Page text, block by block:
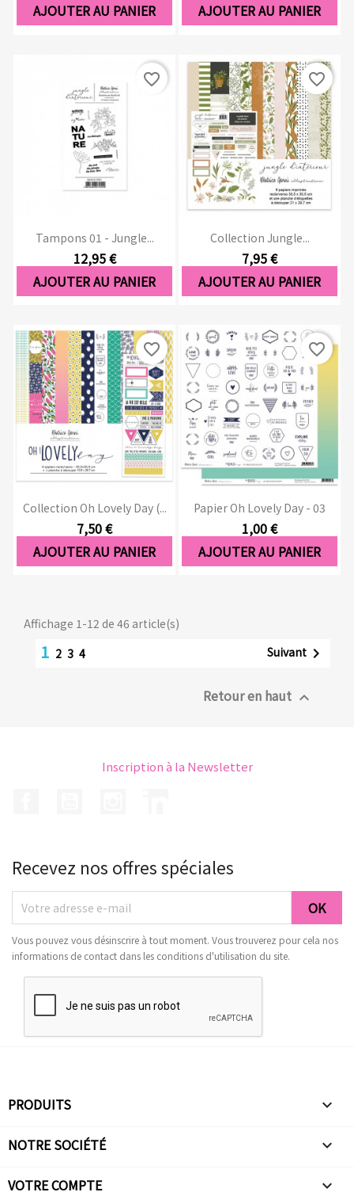
AJOUTER AU PANIER
AJOUTER AU PANIER
Tampons 01 - Jungle...
12,95 €
AJOUTER AU PANIER
favorite_border
Collection Jungle...
7,95 €
AJOUTER AU PANIER
favorite_border
Collection Oh Lovely Day (...
7,50 €
AJOUTER AU PANIER
favorite_border
Papier Oh Lovely Day - 03
1,00 €
AJOUTER AU PANIER
favorite_border
Affichage 1-12 de 46 article(s)
1 2 3 4 Suivant 
Retour en haut 
Inscription à la Newsletter
Recevez nos offres spéciales
Vous pouvez vous désinscrire à tout moment. Vous trouverez pour cela nos
informations de contact dans les conditions d'utilisation du site.
PRODUITS 
NOTRE SOCIÉTÉ 
VOTRE COMPTE 